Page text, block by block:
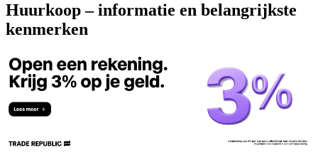
Huurkoop – informatie en belangrijkste
kenmerken